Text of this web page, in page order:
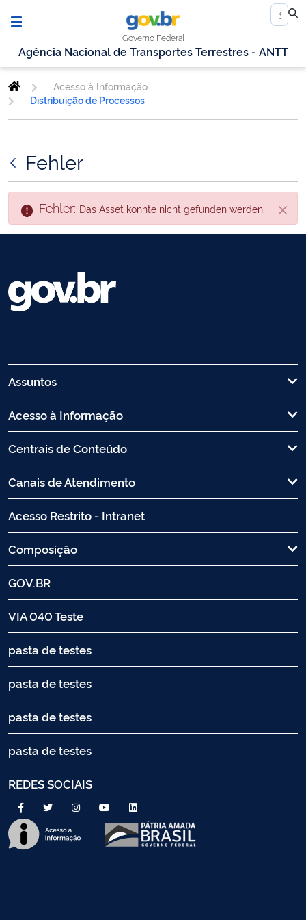
Governo Federal
Agência Nacional de Transportes Terrestres - ANTT
Acesso à Informação
Distribuição de Processos
Fehler
Fehler: Das Asset konnte nicht gefunden werden.
Assuntos
Acesso à Informação
Centrais de Conteúdo
Canais de Atendimento
Acesso Restrito - Intranet
Composição
GOV.BR
VIA 040 Teste
pasta de testes
pasta de testes
pasta de testes
pasta de testes
REDES SOCIAIS